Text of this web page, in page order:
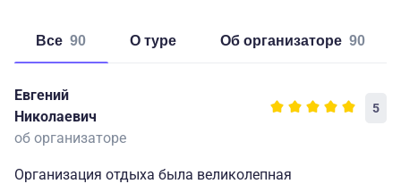
Все 90 о туре об организаторе 90
Евгений
Николаевич
5
об организаторе
Организация отдыха была великолепная